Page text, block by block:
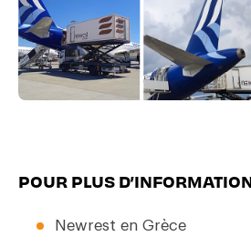
POUR PLUS
Newrest en Grèce